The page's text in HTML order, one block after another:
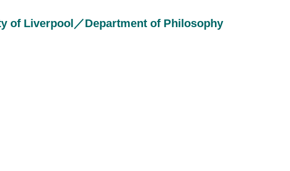
of Liverpool／Department of Philosophy